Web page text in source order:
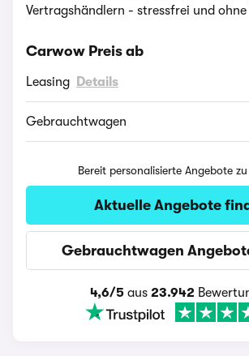
Vertragshändlern - stressfrei und ohne
Carwow Preis ab
Leasing Details
Gebrauchtwagen
Bereit personalisierte Angebote
Aktuelle Angebote
Gebrauchtwagen
4,6/5 aus 23.942